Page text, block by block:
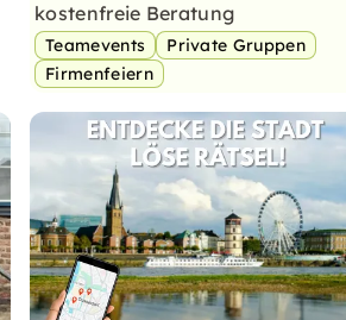
kostenfreie Beratung
Teamevents
Private Gruppen
Firmenfeiern